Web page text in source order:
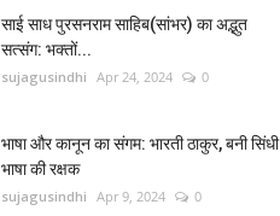
साई साध पुरसनराम साहिब(सांभर) का अद्भुत
सत्संग: भक्तों...
sujagusindhi Apr 24, 2024 0
भाषा और कानून का संगम: भारती ठाकुर, बनी सिंधी
भाषा की रक्षक
sujagusindhi Apr 9, 2024 0